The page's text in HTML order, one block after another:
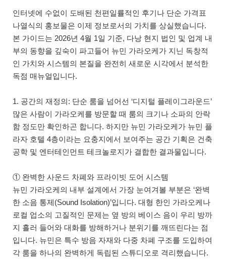
인터넷에 수없이 도배된 천편일률적인 후기나 단순 가격표
나열식의 홍보물은 이제 정보로서의 가치를 상실했습니다.
본 가이드는 2026년 4월 1일 기준, 다낭 현지 법인 및 업계 내
부의 동향을 깊숙이 파고들어 뉴민 가라오케가 지닌 독창적
인 가치와 시스템의 본질을 완전히 새로운 시각에서 분석한
독점 매뉴얼입니다.
1. 공간의 재정의: 단순 룸을 넘어선 ‘디지털 플레이그라운드’
많은 사람이 가라오케를 방문할 때 룸의 크기나 소파의 안락
함 정도만 확인하곤 합니다. 하지만 뉴민 가라오케가 뉴민 플
라자 호텔 4층이라는 요충지에서 보여주는 공간 기획은 건축
공학 및 엔터테인먼트 테크놀로지가 결합한 결과물입니다.
① 완벽한 사운드 차폐와 프라이빗 도어 시스템
뉴민 가라오케의 내부 설계에서 가장 눈여겨볼 부분은 ‘완벽
한 소음 통제(Sound Isolation)’입니다. 대형 한인 가라오케나
로컬 업소의 고질적인 문제는 옆 방의 베이스 음이 우리 방까
지 흘러 들어와 대화를 방해하거나 분위기를 깨뜨린다는 점
입니다. 뉴민은 특수 방음 자재와 다중 차폐 구조를 도입하여
각 룸을 하나의 완벽하게 독립된 스튜디오로 격리했습니다.